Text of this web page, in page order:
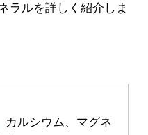
ラルを詳しく紹介しま
カルシウム、マグネ